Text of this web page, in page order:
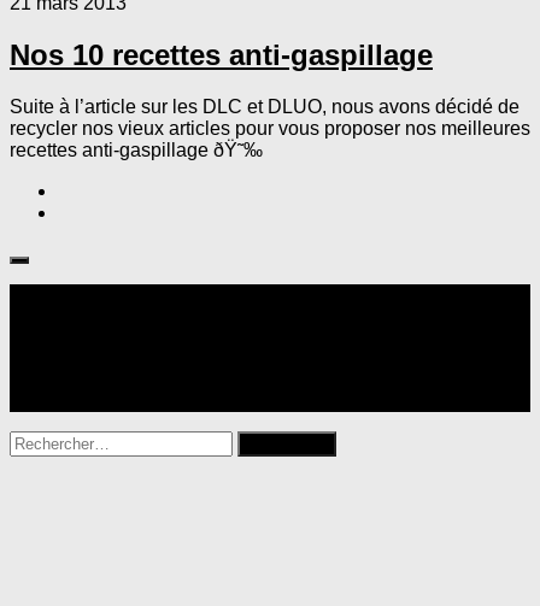
Nos 10 recettes anti-gaspillage
Suite à l’article sur les DLC et DLUO, nous avons décidé de
recycler nos vieux articles pour vous proposer nos meilleures
recettes anti-gaspillage ðŸ˜‰
Rechercher :